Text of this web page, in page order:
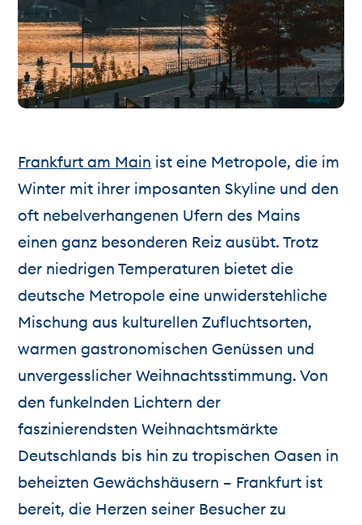
Frankfurt am Main ist eine Metropole, die im
Winter mit ihrer imposanten Skyline und den
oft nebelverhangenen Ufern des Mains
einen ganz besonderen Reiz ausübt. Trotz
der niedrigen Temperaturen bietet die
deutsche Metropole eine unwiderstehliche
Mischung aus kulturellen Zufluchtsorten,
warmen gastronomischen Genüssen und
unvergesslicher Weihnachtsstimmung. Von
den funkelnden Lichtern der
faszinierendsten Weihnachtsmärkte
Deutschlands bis hin zu tropischen Oasen in
beheizten Gewächshäusern – Frankfurt ist
bereit, die Herzen seiner Besucher zu